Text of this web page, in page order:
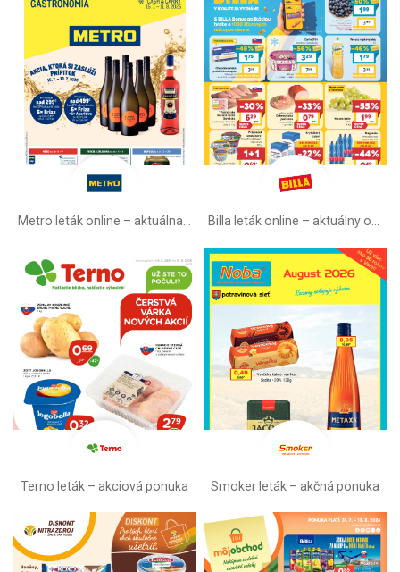
Metro leták online –⁠ aktuálna ponuka Billa leták online –⁠ aktuálny od stredy
Terno leták – akciová ponuka Smoker leták – akčná ponuka